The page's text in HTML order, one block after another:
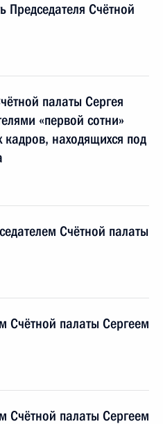
Председателя Счётной
палаты Сергея
«первой сотни»
кадров, находящихся под
Счётной палаты
Счётной палаты Сергеем
Счётной палаты Сергеем